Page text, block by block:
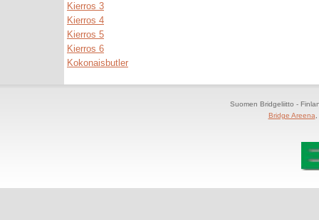
Kierros 3
Kierros 4
Kierros 5
Kierros 6
Kokonaisbutler
Suomen Bridgeliitto -
Bridge Areena